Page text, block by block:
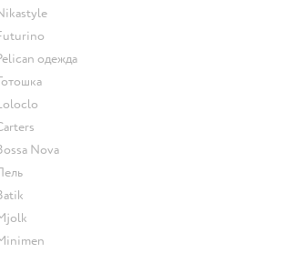
Nikastyle
Futurino
Pelican одежда
Тотошка
Loloclo
Сarters
Bossa Nova
Лель
Batik
Mjolk
Minimen